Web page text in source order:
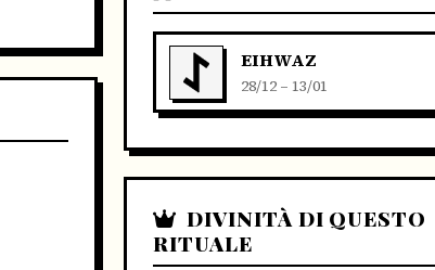
EIHWAZ
28/12 – 13/01
DIVINITÀ DI QUESTO
RITUALE